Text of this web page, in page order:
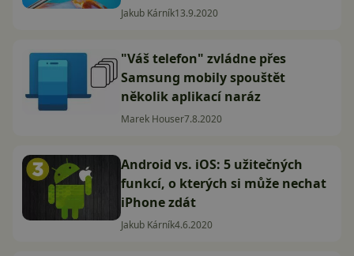
Jakub Kárník13.9.2020
"Váš telefon" zvládne přes
Samsung mobily spouštět
několik aplikací naráz
Marek Houser7.8.2020
Android vs. iOS: 5 užitečných
funkcí, o kterých si může nechat
iPhone zdát
Jakub Kárník4.6.2020